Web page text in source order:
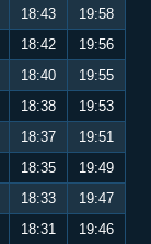
18:43
19:58
18:42
19:56
18:40
19:55
18:38
19:53
18:37
19:51
18:35
19:49
18:33
19:47
18:31
19:46